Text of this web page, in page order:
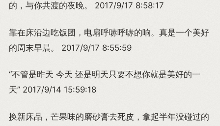
的，与你共渡的夜晚。 2017/9/17 8:58:17
靠在床沿边吃饭团，电扇呼哧呼哧的响。真是一个美好
的周末早晨。 2017/9/17 8:55:59
“不管是昨天 今天 还是明天只要不想你就是美好的一
天” 2017/9/14 15:59:18
换新床品，芒果味的磨砂膏去死皮，拿起半年没碰过的